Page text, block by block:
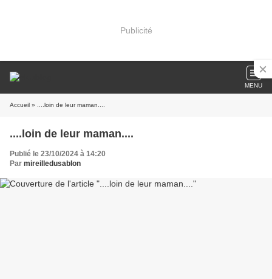
Publicité
MENU
Accueil » ....loin de leur maman....
....loin de leur maman....
Publié le 23/10/2024 à 14:20
Par mireilledusablon